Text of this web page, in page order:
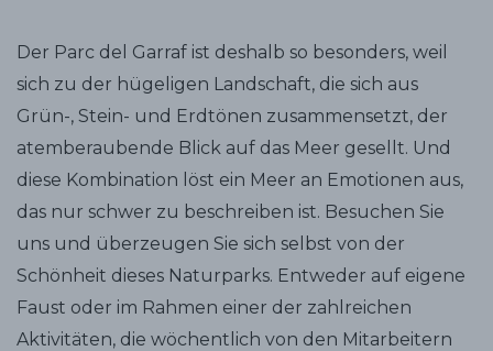
Der Parc del Garraf ist deshalb so besonders, weil
sich zu der hügeligen Landschaft, die sich aus
Grün-, Stein- und Erdtönen zusammensetzt, der
atemberaubende Blick auf das Meer gesellt. Und
diese Kombination löst ein Meer an Emotionen aus,
das nur schwer zu beschreiben ist. Besuchen Sie
uns und überzeugen Sie sich selbst von der
Schönheit dieses Naturparks. Entweder auf eigene
Faust oder im Rahmen einer der zahlreichen
Aktivitäten, die wöchentlich von den Mitarbeitern